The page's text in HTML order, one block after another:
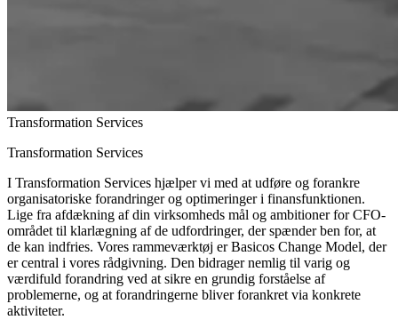
Transformation Services
Transformation Services
I Transformation Services hjælper vi med at udføre og forankre
organisatoriske forandringer og optimeringer i finansfunktionen.
Lige fra afdækning af din virksomheds mål og ambitioner for CFO-
området til klarlægning af de udfordringer, der spænder ben for, at
de kan indfries. Vores rammeværktøj er Basicos Change Model, der
er central i vores rådgivning. Den bidrager nemlig til varig og
værdifuld forandring ved at sikre en grundig forståelse af
problemerne, og at forandringerne bliver forankret via konkrete
aktiviteter.